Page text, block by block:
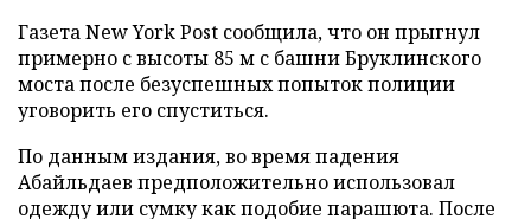
Газета New York Post сообщила, что он прыгнул
примерно с высоты 85 м с башни Бруклинского
моста после безуспешных попыток полиции
уговорить его спуститься.
По данным издания, во время падения
Абайльдаев предположительно использовал
одежду или сумку как подобие парашюта. После